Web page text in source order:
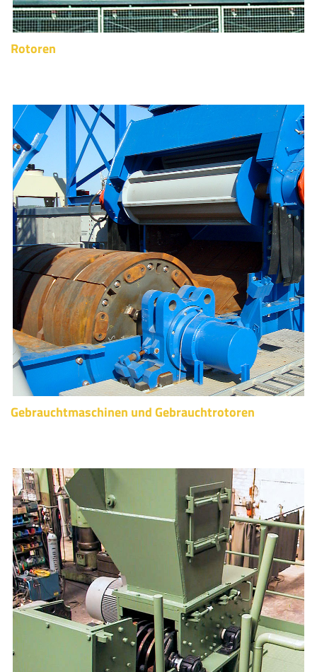
Rotoren
Gebrauchtmaschinen und Gebrauchtrotoren